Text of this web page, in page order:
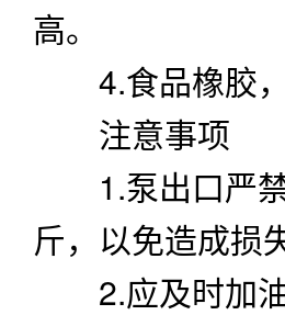
高。
4.食品橡胶，
注意事项
1.泵出口严禁
斤，以免造成损
2.应及时加油